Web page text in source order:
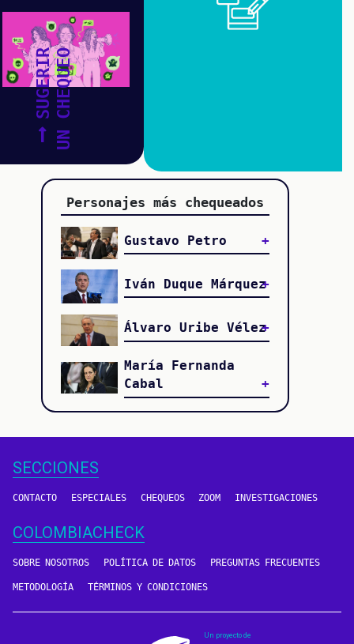
SUGERIRUN CHEQUEO
Personajes más chequeados
Gustavo Petro
Iván Duque Márquez
Álvaro Uribe Vélez
María Fernanda
Cabal
SECCIONES
CONTACTO ESPECIALES CHEQUEOS ZOOM INVESTIGACIONES
COLOMBIACHECK
SOBRE NOSOTROS POLÍTICA DE DATOS PREGUNTAS FRECUENTES
METODOLOGÍA TÉRMINOS Y CONDICIONES
Un proyecto de